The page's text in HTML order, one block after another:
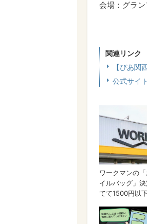
会場：グラ
関連リンク
【ぴあ関
公式サイト